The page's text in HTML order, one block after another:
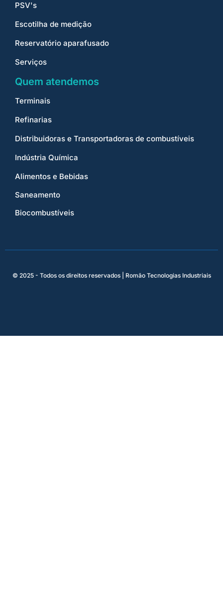
PSV's
Escotilha de medição
Reservatório aparafusado
Serviços
Quem atendemos
Terminais
Refinarias
Distribuidoras e Transportadoras de combustíveis
Indústria Química
Alimentos e Bebidas
Saneamento
Biocombustíveis
© 2025 - Todos os direitos reservados | Romão Tecnologias Industriais